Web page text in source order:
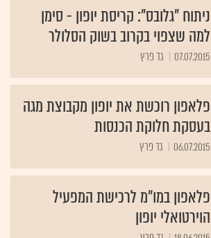
ניתוח "גלובס": קריסת יופון - סימן
למה שצפוי בקרוב בשוק הסלולר
07.07.2015 גד פרץ
פלאפון רוכשת את יופון מקבוצת מגה
בעסקת חלוקת הכנסות
06.07.2015 גד פרץ
פלאפון במו"מ לרכישת המפעיל
הוירטואלי יופון